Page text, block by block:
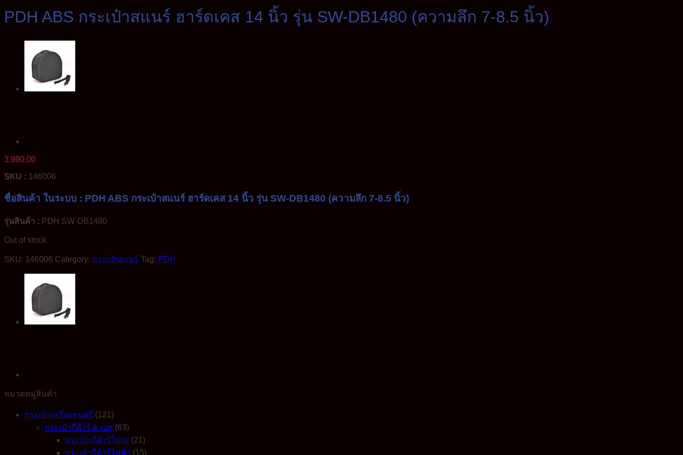
PDH ABS กระเป๋าสแนร์ ฮาร์ดเคส 14 นิ้ว รุ่น SW-DB1480 (ความลึก 7-8.5 นิ้ว)
3,990.00
SKU : 146006
ชื่อสินค้า ในระบบ : PDH ABS กระเป๋าสแนร์ ฮาร์ดเคส 14 นิ้ว รุ่น SW-DB1480 (ความลึก 7-8.5 นิ้ว)
รุ่นสินค้า : PDH SW-DB1480
Out of stock
SKU: 146006 Category: กระเป๋าสแนร์ Tag: PDH
หมวดหมู่สินค้า
กระเป๋าเครื่องดนตรี (121)
กระเป๋ากีต้าร์ & เบส (63)
กระเป๋ากีต้าร์โปร่ง (21)
กระเป๋ากีต้าร์ไฟฟ้า (15)